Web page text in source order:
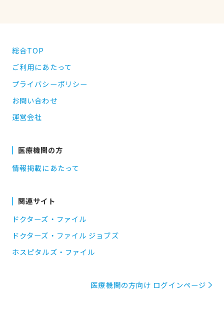
総合TOP
ご利用にあたって
プライバシーポリシー
お問い合わせ
運営会社
医療機関の方
情報掲載にあたって
関連サイト
ドクターズ・ファイル
ドクターズ・ファイル ジョブズ
ホスピタルズ・ファイル
医療機関の方向け ログインページ